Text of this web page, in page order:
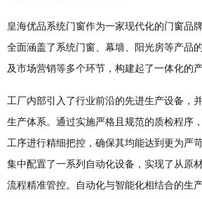
皇海优品系统门窗作为一家现代化的门窗品
全面涵盖了系统门窗、幕墙、阳光房等产品
及市场营销等多个环节，构建起了一体化的
工厂内部引入了行业前沿的先进生产设备，
生产体系。通过实施严格且规范的质检程序
工序进行精细把控，确保其均能达到更为严
集中配置了一系列自动化设备，实现了从原
流程精准管控。自动化与智能化相结合的生